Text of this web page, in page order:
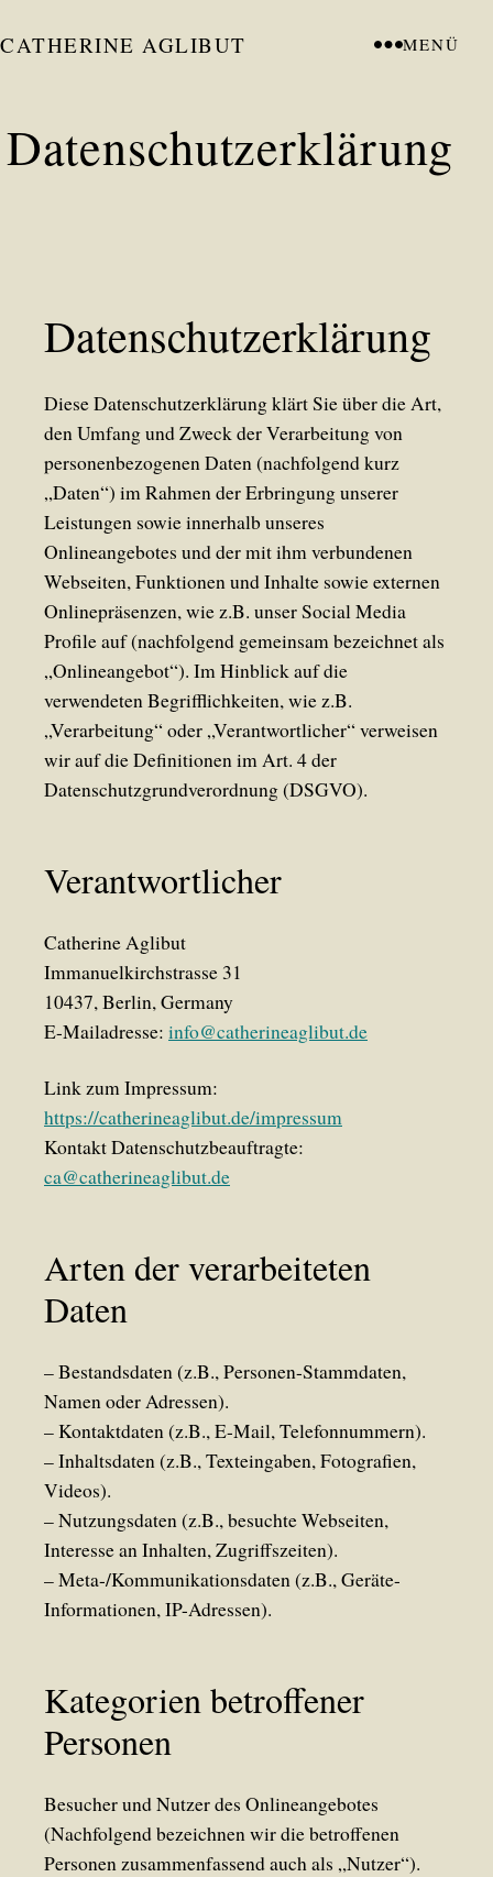
CATHERINE AGLIBUT MENÜ
Datenschutzerklärung
Datenschutzerklärung
Diese Datenschutzerklärung klärt Sie über die Art,
den Umfang und Zweck der Verarbeitung von
personenbezogenen Daten (nachfolgend kurz
„Daten“) im Rahmen der Erbringung unserer
Leistungen sowie innerhalb unseres
Onlineangebotes und der mit ihm verbundenen
Webseiten, Funktionen und Inhalte sowie externen
Onlinepräsenzen, wie z.B. unser Social Media
Profile auf (nachfolgend gemeinsam bezeichnet als
„Onlineangebot“). Im Hinblick auf die
verwendeten Begrifflichkeiten, wie z.B.
„Verarbeitung“ oder „Verantwortlicher“ verweisen
wir auf die Definitionen im Art. 4 der
Datenschutzgrundverordnung (DSGVO).
Verantwortlicher
Catherine Aglibut
Immanuelkirchstrasse 31
10437, Berlin, Germany
E-Mailadresse: info@catherineaglibut.de
Link zum Impressum:
https://catherineaglibut.de/impressum
Kontakt Datenschutzbeauftragte:
ca@catherineaglibut.de
Arten der verarbeiteten
Daten
– Bestandsdaten (z.B., Personen-Stammdaten,
Namen oder Adressen).
– Kontaktdaten (z.B., E-Mail, Telefonnummern).
– Inhaltsdaten (z.B., Texteingaben, Fotografien,
Videos).
– Nutzungsdaten (z.B., besuchte Webseiten,
Interesse an Inhalten, Zugriffszeiten).
– Meta-/Kommunikationsdaten (z.B., Geräte-
Informationen, IP-Adressen).
Kategorien betroffener
Personen
Besucher und Nutzer des Onlineangebotes
(Nachfolgend bezeichnen wir die betroffenen
Personen zusammenfassend auch als „Nutzer“).